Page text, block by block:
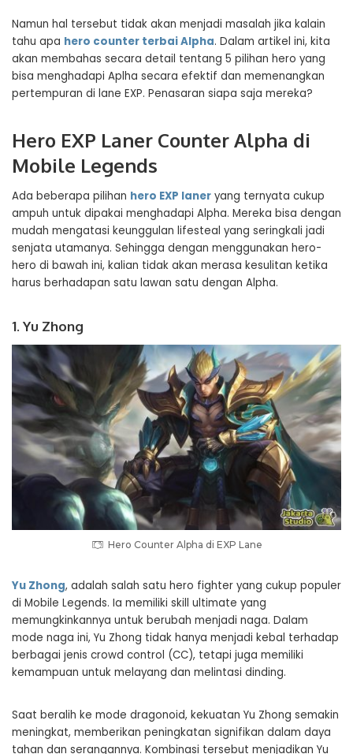
Namun hal tersebut tidak akan menjadi masalah jika kalain
tahu apa hero counter terbai Alpha. Dalam artikel ini, kita
akan membahas secara detail tentang 5 pilihan hero yang
bisa menghadapi Aplha secara efektif dan memenangkan
pertempuran di lane EXP. Penasaran siapa saja mereka?
Hero EXP Laner Counter Alpha di
Mobile Legends
Ada beberapa pilihan hero EXP laner yang ternyata cukup
ampuh untuk dipakai menghadapi Alpha. Mereka bisa dengan
mudah mengatasi keunggulan lifesteal yang seringkali jadi
senjata utamanya. Sehingga dengan menggunakan hero-
hero di bawah ini, kalian tidak akan merasa kesulitan ketika
harus berhadapan satu lawan satu dengan Alpha.
1. Yu Zhong
Hero Counter Alpha di EXP Lane
Yu Zhong, adalah salah satu hero fighter yang cukup populer
di Mobile Legends. Ia memiliki skill ultimate yang
memungkinkannya untuk berubah menjadi naga. Dalam
mode naga ini, Yu Zhong tidak hanya menjadi kebal terhadap
berbagai jenis crowd control (CC), tetapi juga memiliki
kemampuan untuk melayang dan melintasi dinding.
Saat beralih ke mode dragonoid, kekuatan Yu Zhong semakin
meningkat, memberikan peningkatan signifikan dalam daya
tahan dan serangannya. Kombinasi tersebut menjadikan Yu